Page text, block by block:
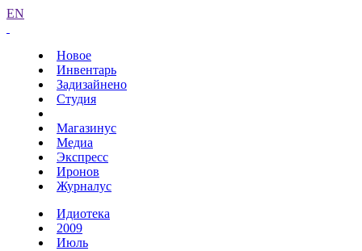
EN
Новое
Инвентарь
Задизайнено
Студия
Магазинус
Медиа
Экспресс
Иронов
Журналус
Идиотека
2009
Июль